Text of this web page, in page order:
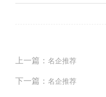
上一篇： 名企推荐
下一篇： 名企推荐